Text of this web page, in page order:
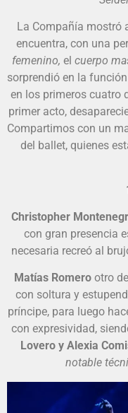
La Compañía mostró
encuentra, con una
femenino, el cuerpo
sorprendió en la
en los primeros cuatro
primer acto,
Compartimos con un
del ballet, quienes
Christopher
con gran presencia
necesaria recreó al
Matías Romerootro
con soltura y
príncipe, para luego
con expresividad,
Lovero y Alexia
notable